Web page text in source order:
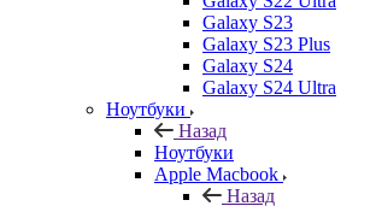
Galaxy S23
Galaxy S23 Plus
Galaxy S24
Galaxy S24 Ultra
Ноутбуки
Назад
Ноутбуки
Apple Macbook
Назад